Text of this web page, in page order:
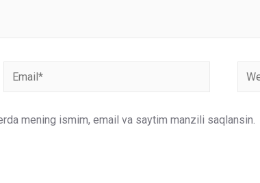
Email*
mening ismim, email va saytim manzili saqlansin.